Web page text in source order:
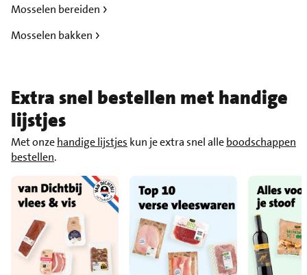
Mosselen bereiden
Mosselen bakken
Extra snel bestellen met handige
lijstjes
Met onzehandige lijstjes kun je extra snel alleboodschappen
bestellen.